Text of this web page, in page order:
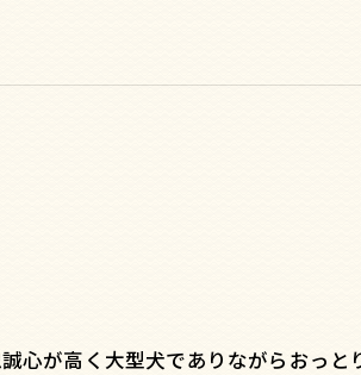
心が高く大型犬でありながらおっ